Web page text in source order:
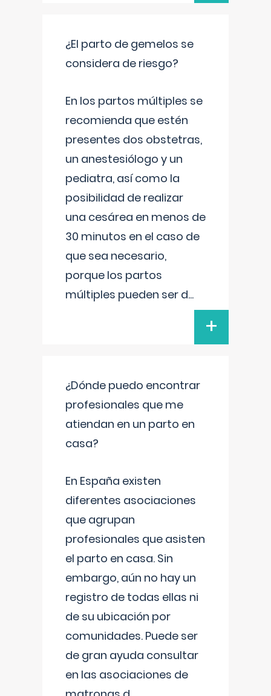
¿El parto de gemelos se
considera de riesgo?
En los partos múltiples se
recomienda que estén
presentes dos obstetras,
un anestesiólogo y un
pediatra, así como la
posibilidad de realizar
una cesárea en menos de
30 minutos en el caso de
que sea necesario,
porque los partos
múltiples pueden ser d...
+
¿Dónde puedo encontrar
profesionales que me
atiendan en un parto en
casa?
En España existen
diferentes asociaciones
que agrupan
profesionales que asisten
el parto en casa. Sin
embargo, aún no hay un
registro de todas ellas ni
de su ubicación por
comunidades. Puede ser
de gran ayuda consultar
en las asociaciones de